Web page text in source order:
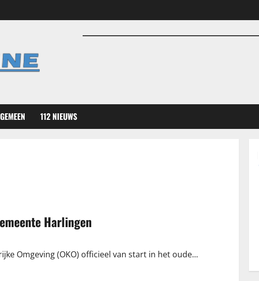
112 NIEUWS
Harlingen
Omgeving (OKO) officieel van start in het oude...